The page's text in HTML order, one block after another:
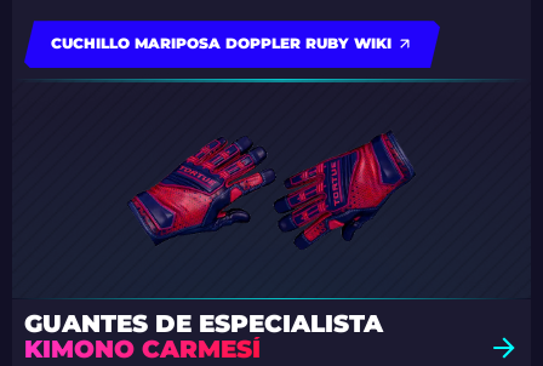
CUCHILLO MARIPOSA DOPPLER RUBY WIKI
GUANTES DE ESPECIALISTA
KIMONO CARMESÍ